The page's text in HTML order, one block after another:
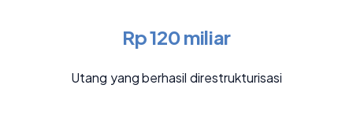
Rp 120 miliar
Utang yang berhasil direstrukturisasi